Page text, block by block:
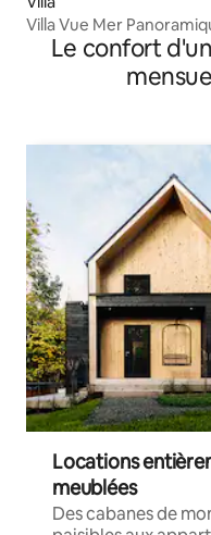
Villa Vue Mer
Le confort
Locations
meublées
Des cabanes de